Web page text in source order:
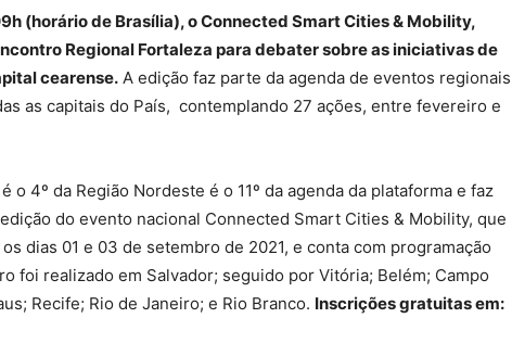
(horário de Brasília), o Connected Smart Cities & Mobility,
Regional Fortaleza para debater sobre as iniciativas de
cearense. A edição faz parte da agenda de eventos regionais
as capitais do País, contemplando 27 ações, entre fevereiro e
o 4º da Região Nordeste é o 11º da agenda da plataforma e faz
do evento nacional Connected Smart Cities & Mobility, que
dias 01 e 03 de setembro de 2021, e conta com programação
foi realizado em Salvador; seguido por Vitória; Belém; Campo
Recife; Rio de Janeiro; e Rio Branco. Inscrições gratuitas em: